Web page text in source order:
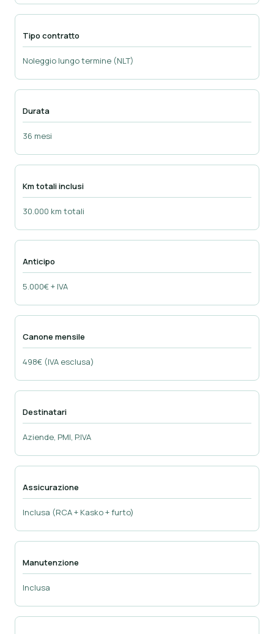
Tipo contratto
Noleggio lungo termine (NLT)
Durata
36 mesi
Km totali inclusi
30.000 km totali
Anticipo
5.000€ + IVA
Canone mensile
498€ (IVA esclusa)
Destinatari
Aziende, PMI, P.IVA
Assicurazione
Inclusa (RCA + Kasko + furto)
Manutenzione
Inclusa